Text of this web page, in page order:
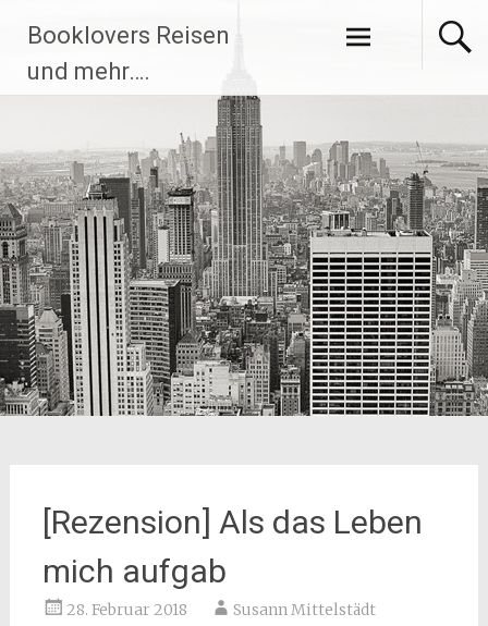
Inhalt
springen
Booklovers Reisen
und mehr….
[Rezension] Als das Leben
mich aufgab
28. Februar 2018 Susann Mittelstädt